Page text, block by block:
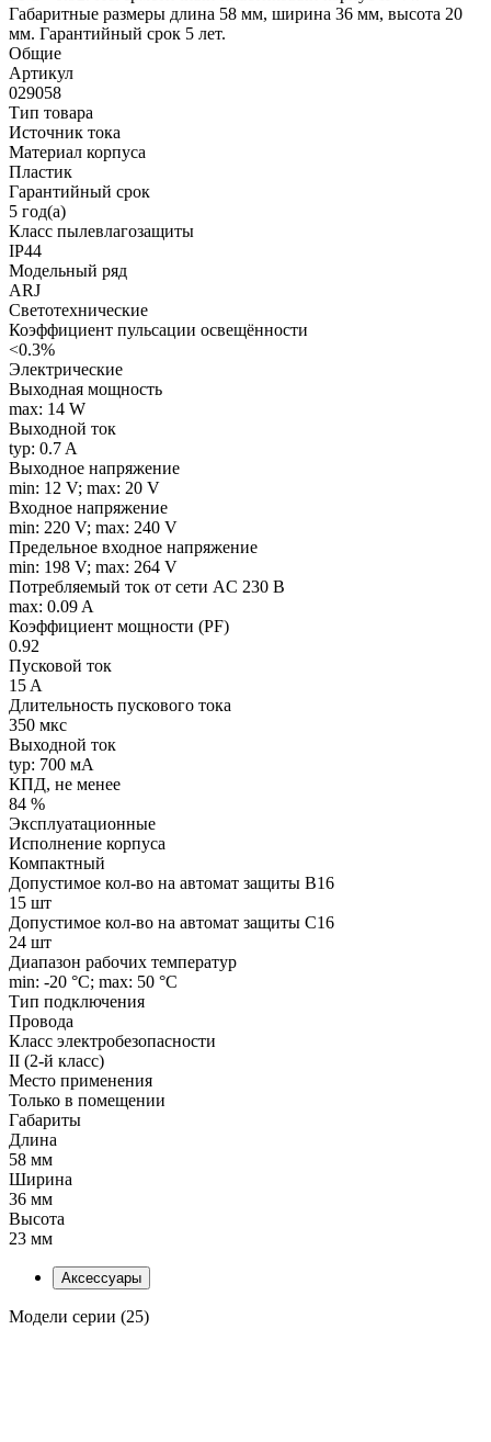
Габаритные размеры длина 58 мм, ширина 36 мм, высота 20
мм. Гарантийный срок 5 лет.
Общие
Артикул
029058
Тип товара
Источник тока
Материал корпуса
Пластик
Гарантийный срок
5 год(а)
Класс пылевлагозащиты
IP44
Модельный ряд
ARJ
Светотехнические
Коэффициент пульсации освещённости
<0.3%
Электрические
Выходная мощность
max: 14 W
Выходной ток
typ: 0.7 A
Выходное напряжение
min: 12 V; max: 20 V
Входное напряжение
min: 220 V; max: 240 V
Предельное входное напряжение
min: 198 V; max: 264 V
Потребляемый ток от сети AC 230 В
max: 0.09 A
Коэффициент мощности (PF)
0.92
Пусковой ток
15 A
Длительность пускового тока
350 мкс
Выходной ток
typ: 700 мA
КПД, не менее
84 %
Эксплуатационные
Исполнение корпуса
Компактный
Допустимое кол-во на автомат защиты B16
15 шт
Допустимое кол-во на автомат защиты C16
24 шт
Диапазон рабочих температур
min: -20 °C; max: 50 °C
Тип подключения
Провода
Класс электробезопасности
II (2-й класс)
Место применения
Только в помещении
Габариты
Длина
58 мм
Ширина
36 мм
Высота
23 мм
Аксессуары
Модели серии (25)